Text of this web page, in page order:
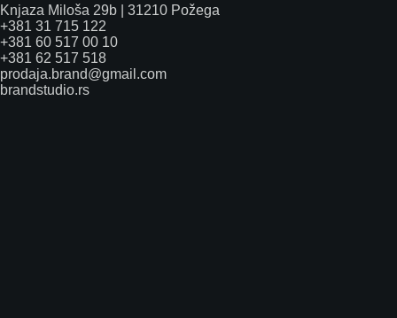
Knjaza Miloša 29b | 31210 Požega
+381 31 715 122
+381 60 517 00 10
+381 62 517 518
prodaja.brand@gmail.com
brandstudio.rs